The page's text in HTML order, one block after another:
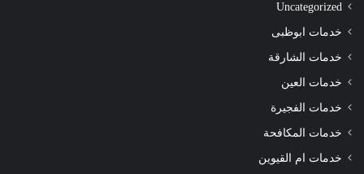
Uncategorized
خدمات ابوظبى
خدمات الشارقة
خدمات العين
خدمات الفجيرة
خدمات المكافحة
خدمات ام القيوين